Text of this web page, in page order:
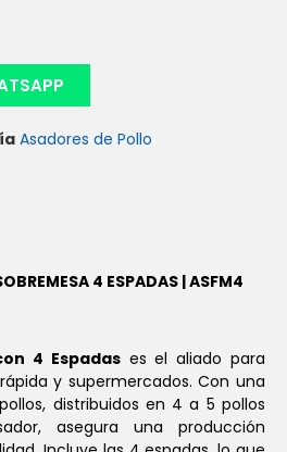
Asadores de Pollo
4 ESPADAS | ASFM4
4 Espadases el aliado para
y supermercados. Con una
distribuidos en 4 a 5 pollos
asegura una producción